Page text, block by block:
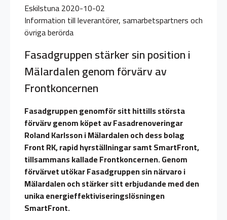
Eskilstuna 2020-10-02
Information till leverantörer, samarbetspartners och
övriga berörda
Fasadgruppen stärker sin position i
Mälardalen genom förvärv av
Frontkoncernen
Fasadgruppen genomför sitt hittills största
förvärv genom köpet av Fasadrenoveringar
Roland Karlsson i Mälardalen och dess bolag
Front RK, rapid hyrställningar samt SmartFront,
tillsammans kallade Frontkoncernen. Genom
förvärvet utökar Fasadgruppen sin närvaro i
Mälardalen och stärker sitt erbjudande med den
unika energieffektiviseringslösningen
SmartFront.